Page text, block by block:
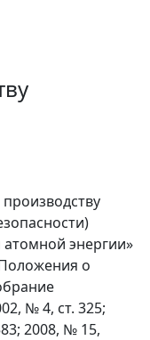
энергии»
о
№ 4, ст. 325;
2008, № 15,